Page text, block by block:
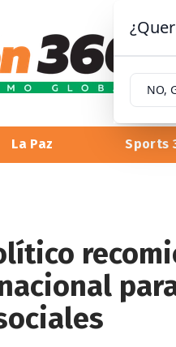
La Paz Sports
NO,